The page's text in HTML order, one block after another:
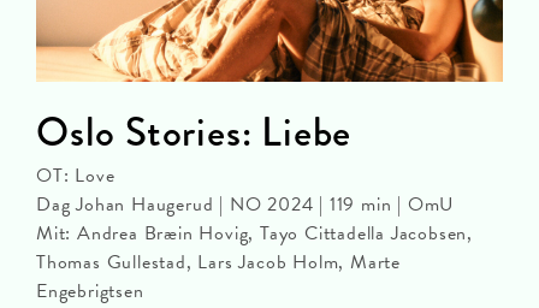
Oslo Stories: Liebe
OT: Love
Dag Johan Haugerud | NO 2024 | 119 min | OmU
Mit: Andrea Bræin Hovig, Tayo Cittadella Jacobsen,
Thomas Gullestad, Lars Jacob Holm, Marte
Engebrigtsen